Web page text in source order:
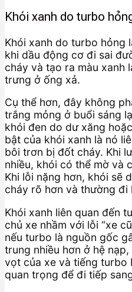
Khói xanh do turbo
Khói xanh do turbo hỏng
khi dầu động cơ đi sai
cháy và tạo ra màu xanh
trưng ở ống xả.
Cụ thể hơn, đây không
trắng mỏng ở buổi sáng
khói đen do dư xăng
bật của khói xanh là nó
bôi trơn bị đốt cháy. Khi
nhiều, khói có thể mờ và
Khi lỗi nặng hơn, khói sẽ
cháy rõ hơn và thường đi
Khói xanh liên quan đến
chủ xe nhầm với lỗi “xe
nếu turbo là nguồn gốc
trung nhiều hơn ở hệ
vọt của xe và tiếng turbo
quan trọng để đi tiếp